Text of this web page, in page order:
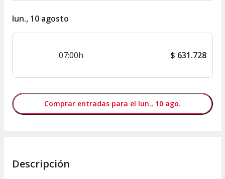
lun., 10 agosto
07:00h $ 631.728
Comprar entradas para el lun., 10 ago.
Descripción